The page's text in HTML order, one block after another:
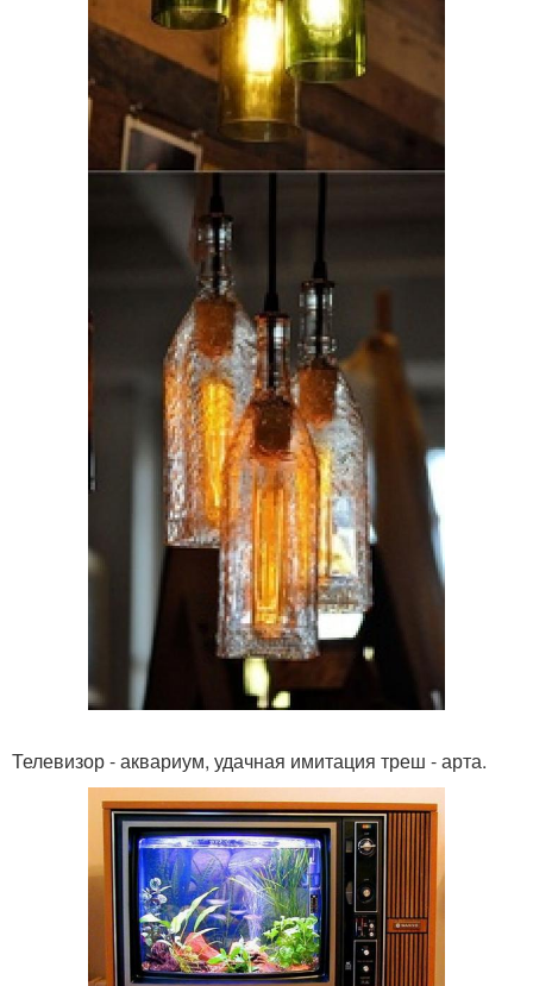
Телевизор - аквариум, удачная имитация треш - арта.